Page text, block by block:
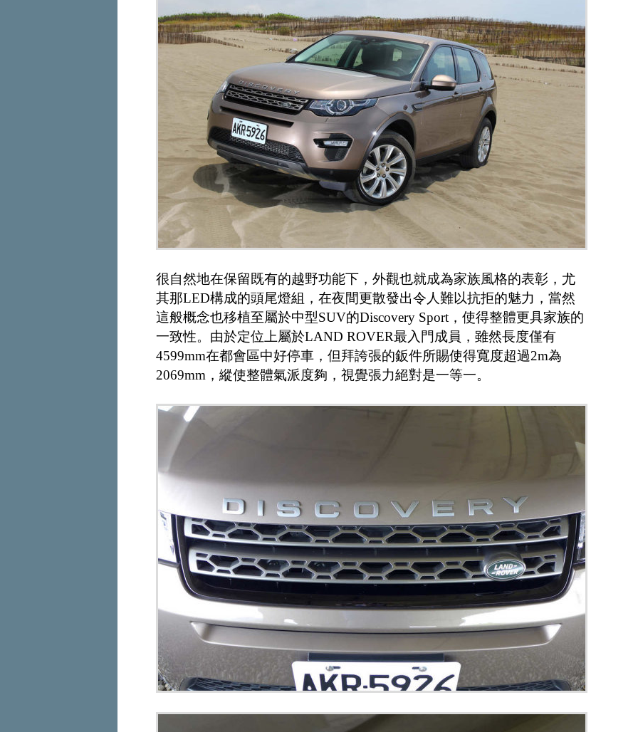
很自然地在保留既有的越野功能下，外觀也就成為家族風格的表彰，尤
其那LED構成的頭尾燈組，在夜間更散發出令人難以抗拒的魅力，當然
這般概念也移植至屬於中型SUV的Discovery Sport，使得整體更具家族的
一致性。由於定位上屬於LAND ROVER最入門成員，雖然長度僅有
4599mm在都會區中好停車，但拜誇張的鈑件所賜使得寬度超過2m為
2069mm，縱使整體氣派度夠，視覺張力絕對是一等一。